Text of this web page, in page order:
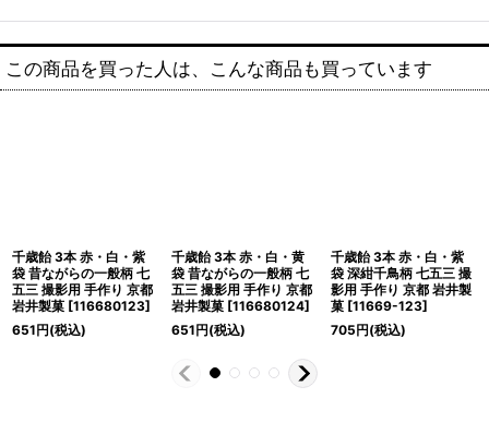
この商品を買った人は、こんな商品も買っています
千歳飴 3本 赤・白・紫
袋 昔ながらの一般柄 七
五三 撮影用 手作り 京都
岩井製菓 [116680123]
651円(税込)
千歳飴 3本 赤・白・黄
袋 昔ながらの一般柄 七
五三 撮影用 手作り 京都
岩井製菓 [116680124]
651円(税込)
千歳飴 3本 赤・白・紫
袋 深紺千鳥柄 七五三 撮
影用 手作り 京都 岩井製
菓 [11669-123]
705円(税込)